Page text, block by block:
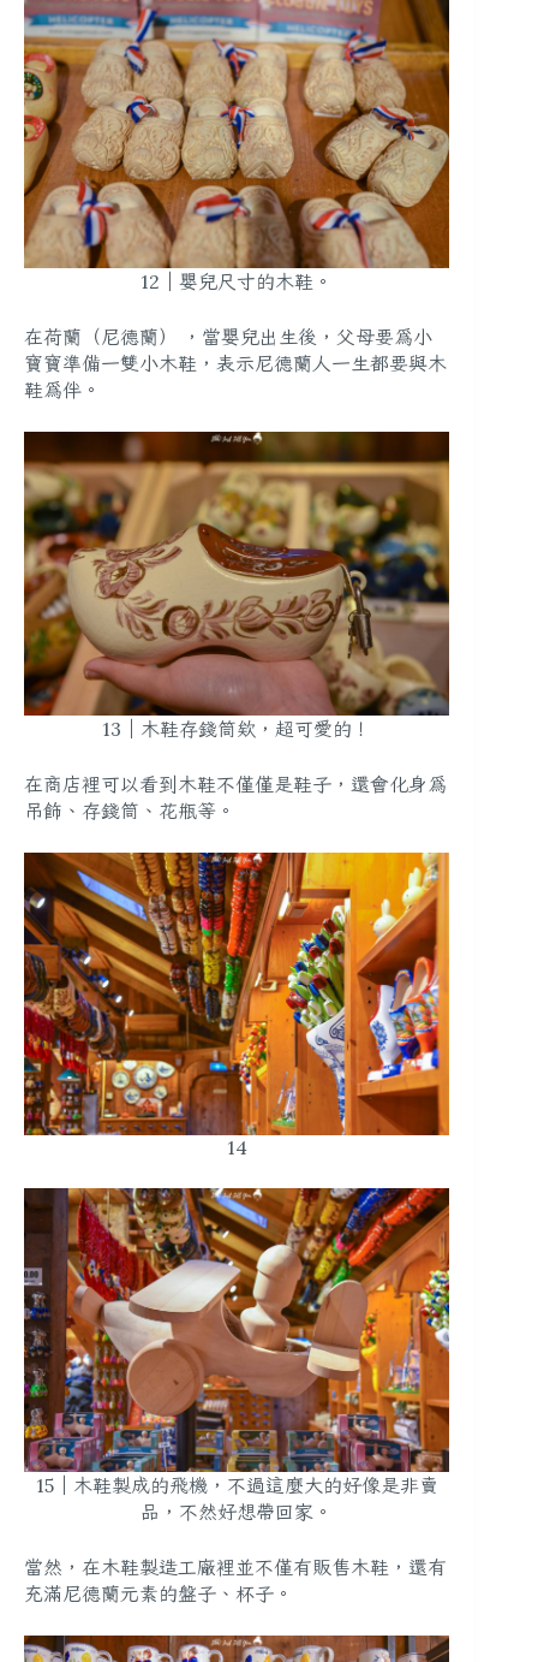
12｜嬰兒尺寸的木鞋。
在荷蘭（尼德蘭） ，當嬰兒出生後，父母要為小
寶寶準備一雙小木鞋，表示尼德蘭人一生都要與木
鞋為伴。
13｜木鞋存錢筒欸，超可愛的！
在商店裡可以看到木鞋不僅僅是鞋子，還會化身為
吊飾、存錢筒、花瓶等。
14
15｜木鞋製成的飛機，不過這麼大的好像是非賣
品，不然好想帶回家。
當然，在木鞋製造工廠裡並不僅有販售木鞋，還有
充滿尼德蘭元素的盤子、杯子。